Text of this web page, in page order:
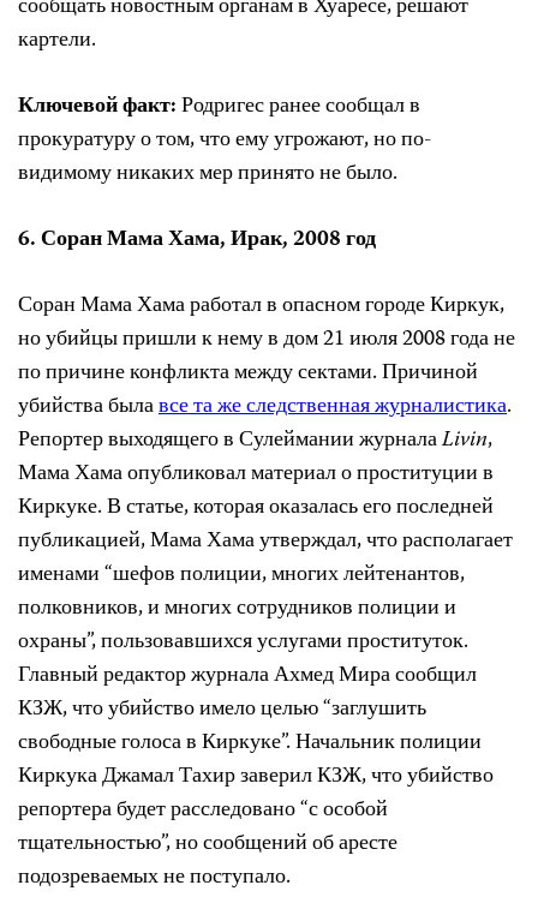
сообщать новостным органам в Хуаресе, решают
картели.
Ключевой факт:Родригес ранее сообщал в
прокуратуру о том, что ему угрожают, но по-
видимому никаких мер принято не было.
6.Соран Мама Хама, Ирак, 2008год
Соран Мама Хамаработал в опасном городе Киркук,
но убийцы пришли к нему в дом 21 июля 2008 года не
по причине конфликта между сектами. Причиной
убийства былавсе та же следственная журналистика.
Репортер выходящего в Сулеймании журналаLivin,
Мама Хама опубликовал материал о проституции в
Киркуке. В статье, которая оказалась его последней
публикацией, Мама Хама утверждал, что располагает
именами “шефов полиции, многих лейтенантов,
полковников, и многих сотрудников полиции и
охраны”, пользовавшихся услугами проституток.
Главный редактор журнала Ахмед Мира сообщил
КЗЖ, что убийство имело целью “заглушить
свободные голоса в Киркуке”. Начальник полиции
Киркука Джамал Тахир заверил КЗЖ, что убийство
репортера будет расследовано “с особой
тщательностью”, но сообщений об аресте
подозреваемых не поступало.